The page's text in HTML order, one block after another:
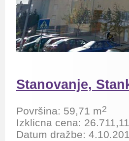
Stanovanje,
Površina: 59,71 m2
Izklicna cena: 26.711,11
Datum dražbe: